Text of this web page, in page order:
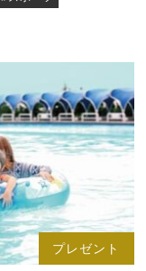
プレゼント